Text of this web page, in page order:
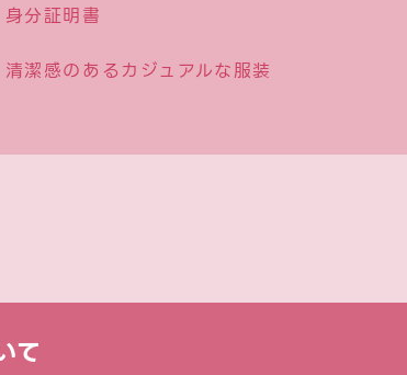
身分証明書
清潔感のあるカジュアルな服装
て